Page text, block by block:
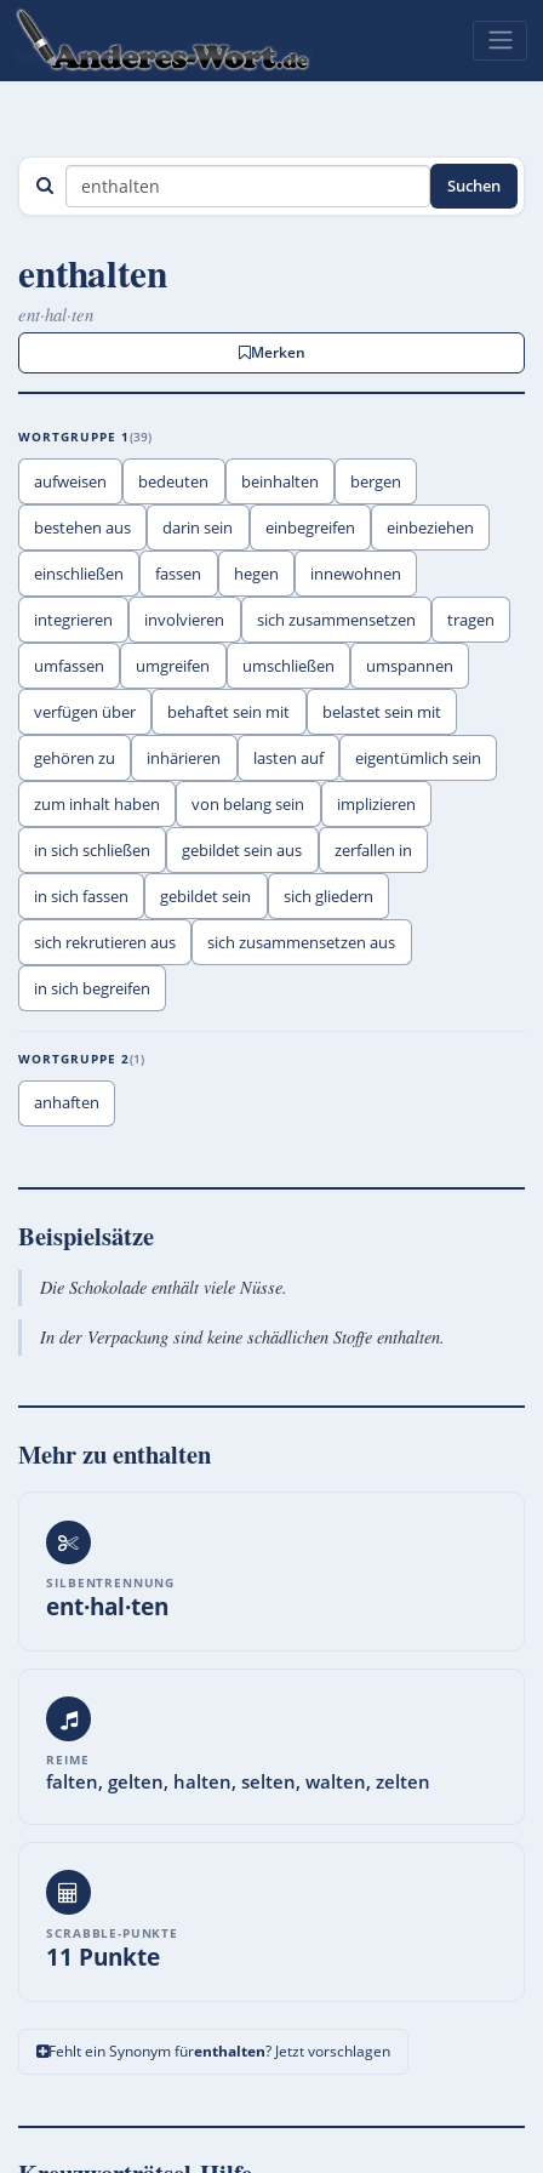
Suchen
enthalten
ent·hal·ten
Merken
WORTGRUPPE 1 39
aufweisen bedeuten beinhalten bergen
bestehen aus darin sein einbegreifen einbeziehen
einschließen fassen hegen innewohnen
integrieren involvieren sich zusammensetzen tragen
umfassen umgreifen umschließen umspannen
verfügen über behaftet sein mit belastet sein mit
gehören zu inhärieren lasten auf eigentümlich sein
zum inhalt haben von belang sein implizieren
in sich schließen gebildet sein aus zerfallen in
in sich fassen gebildet sein sich gliedern
sich rekrutieren aus sich zusammensetzen aus
in sich begreifen
WORTGRUPPE 2 1
anhaften
Beispielsätze
Die Schokolade enthält viele Nüsse.
In der Verpackung sind keine schädlichen Stoffe enthalten.
Mehr zuenthalten
SILBENTRENNUNG
ent·hal·ten
REIME
falten, gelten, halten, selten, walten, zelten
SCRABBLE-PUNKTE
11 Punkte
Fehlt ein Synonym fürenthalten? Jetzt vorschlagen